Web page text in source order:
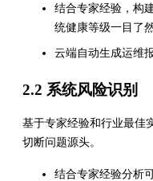
结合专家经验，构
统健康等级一目了然
云端自动生成运维
2.2 系统风险识别
基于专家经验和行业最佳
切断问题源头。
结合专家经验分析